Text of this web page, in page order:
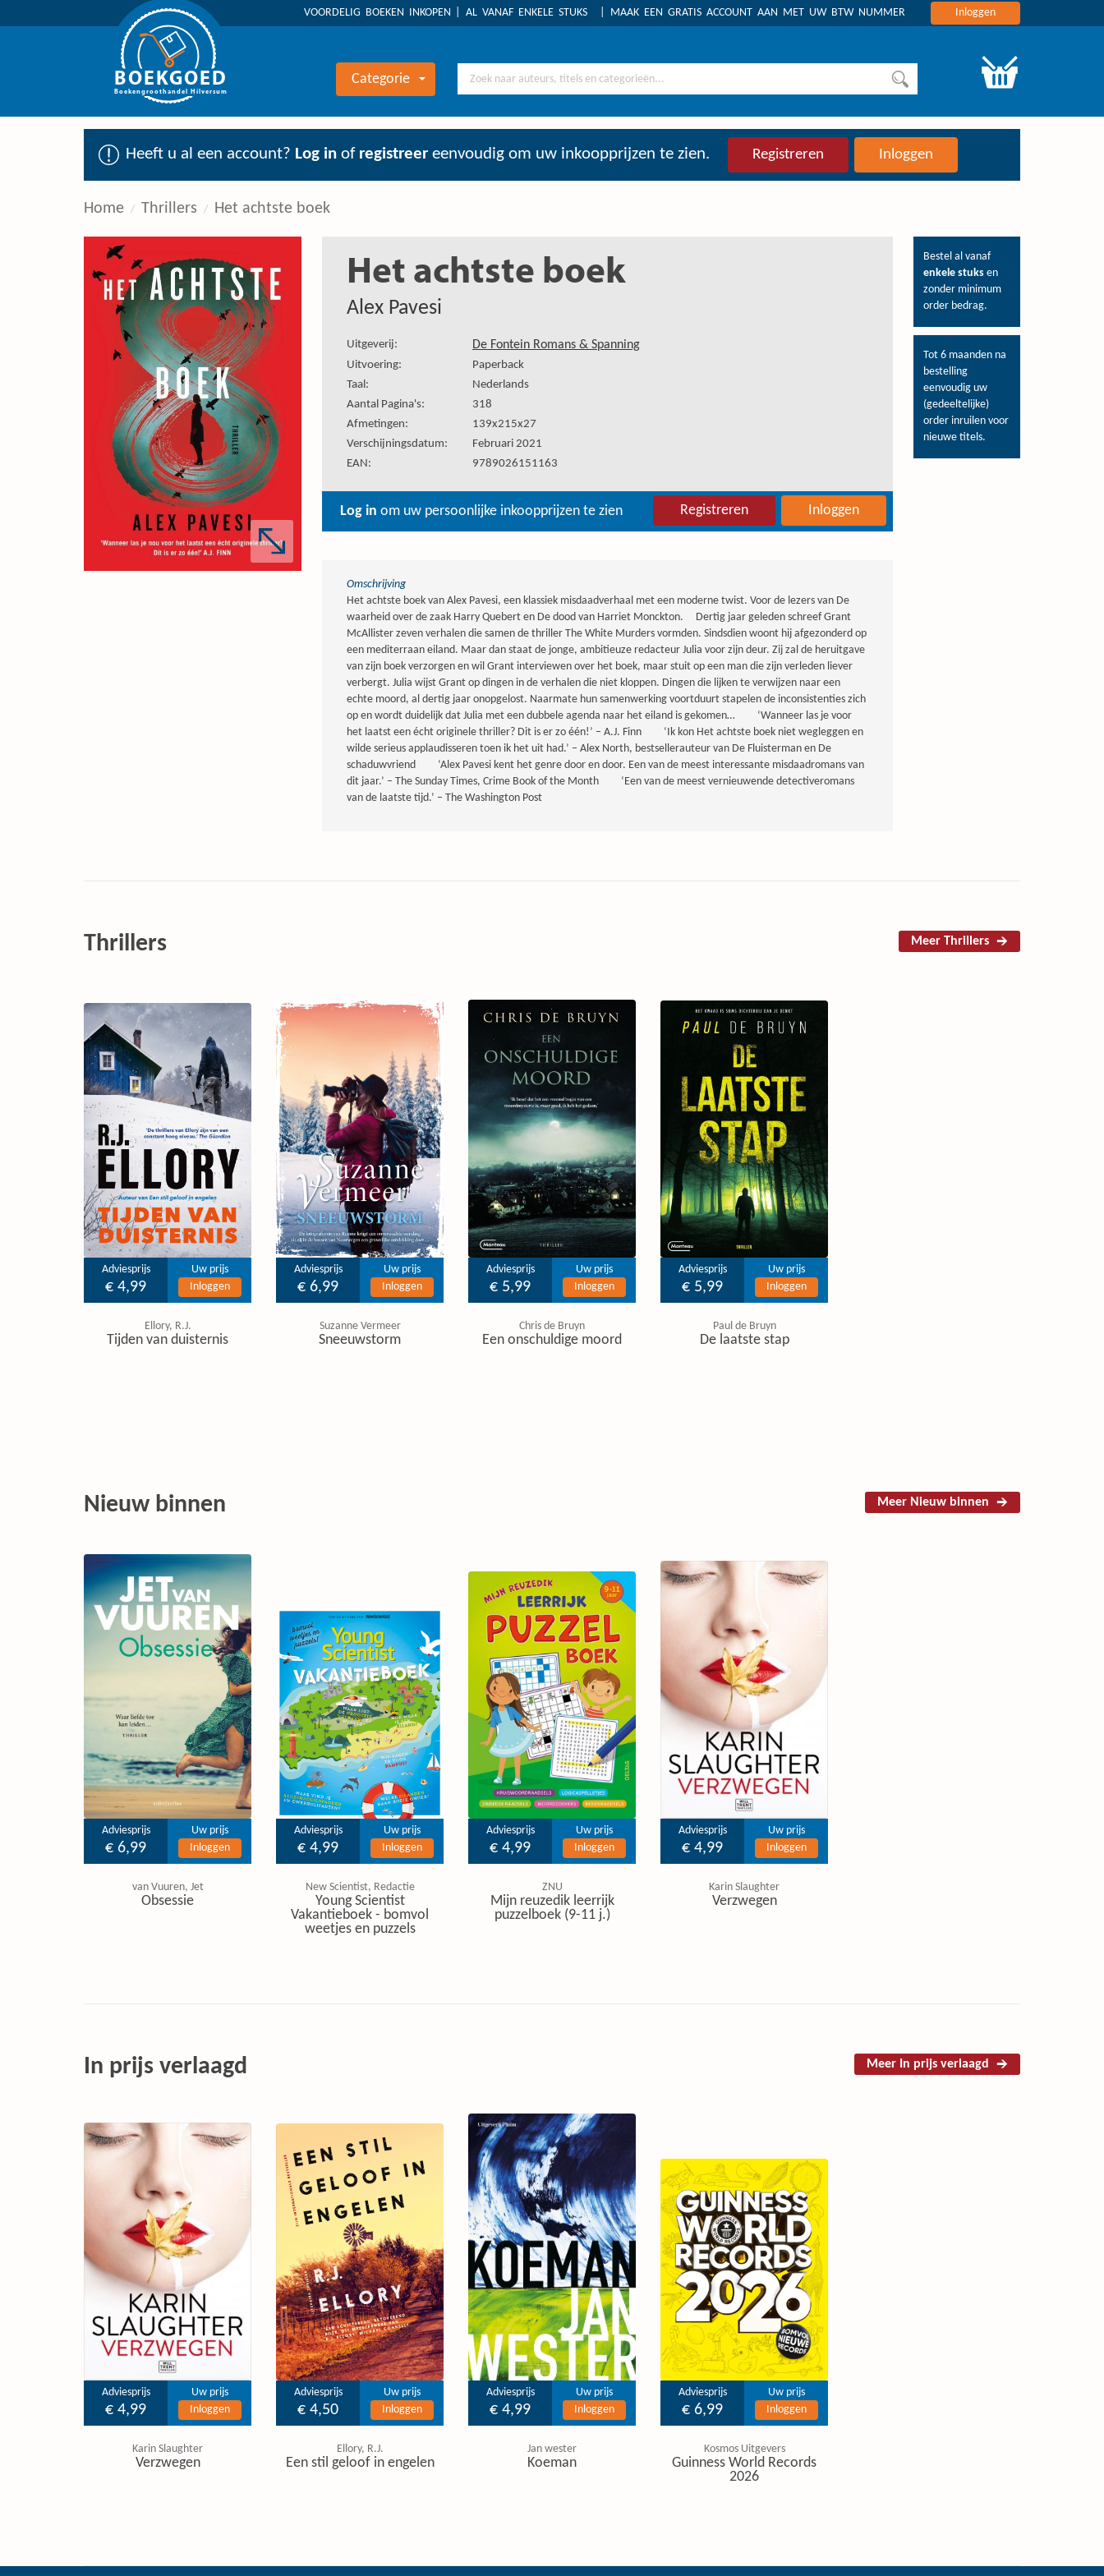
VOORDELIG BOEKEN INKOPEN AL VANAF ENKELE STUKS MAAK EEN GRATIS ACCOUNT AAN MET UW BTW NUMMER Inloggen
BOEKGOED
Boekengroothandel Hilversum
Categorie
Heeft u al een account? Log in of registreer eenvoudig om uw inkoopprijzen te zien. Registreren Inloggen
Home Thrillers Het achtste boek
Bestel al vanaf
enkele stuks en
zonder minimum
order bedrag.
Tot 6 maanden na
bestelling
eenvoudig uw
(gedeeltelijke)
order inruilen voor
nieuwe titels.
Het achtste boek
Alex Pavesi
Uitgeverij: De Fontein Romans & Spanning
Uitvoering:
Paperback
Taal:
Nederlands
Aantal Pagina's:
318
Afmetingen:
139x215x27
Verschijningsdatum:
Februari 2021
EAN:
9789026151163
Log in om uw persoonlijke inkoopprijzen te zien Registreren Inloggen
Omschrijving
Het achtste boek van Alex Pavesi, een klassiek misdaadverhaal met een moderne twist. Voor de lezers van De
waarheid over de zaak Harry Quebert en De dood van Harriet Monckton. Dertig jaar geleden schreef Grant
McAllister zeven verhalen die samen de thriller The White Murders vormden. Sindsdien woont hij afgezonderd op
een mediterraan eiland. Maar dan staat de jonge, ambitieuze redacteur Julia voor zijn deur. Zij zal de heruitgave
van zijn boek verzorgen en wil Grant interviewen over het boek, maar stuit op een man die zijn verleden liever
verbergt. Julia wijst Grant op dingen in de verhalen die niet kloppen. Dingen die lijken te verwijzen naar een
echte moord, al dertig jaar onopgelost. Naarmate hun samenwerking voortduurt stapelen de inconsistenties zich
op en wordt duidelijk dat Julia met een dubbele agenda naar het eiland is gekomen… ‘Wanneer las je voor
het laatst een écht originele thriller? Dit is er zo één!’ – A.J. Finn ‘Ik kon Het achtste boek niet wegleggen en
wilde serieus applaudisseren toen ik het uit had.’ – Alex North, bestsellerauteur van De Fluisterman en De
schaduwvriend ‘Alex Pavesi kent het genre door en door. Een van de meest interessante misdaadromans van
dit jaar.’ – The Sunday Times, Crime Book of the Month ‘Een van de meest vernieuwende detectiveromans
van de laatste tijd.’ – The Washington Post
Thrillers Meer Thrillers
Adviesprijs
€ 4,99
Uw prijs
Inloggen
Ellory, R.J.
Tijden van duisternis
Adviesprijs
€ 6,99
Uw prijs
Inloggen
Suzanne Vermeer
Sneeuwstorm
Adviesprijs
€ 5,99
Uw prijs
Inloggen
Chris de Bruyn
Een onschuldige moord
Adviesprijs
€ 5,99
Uw prijs
Inloggen
Paul de Bruyn
De laatste stap
Nieuw binnen Meer Nieuw binnen
Adviesprijs
€ 6,99
Uw prijs
Inloggen
van Vuuren, Jet
Obsessie
Adviesprijs
€ 4,99
Uw prijs
Inloggen
New Scientist, Redactie
Young Scientist
Vakantieboek - bomvol
weetjes en puzzels
Adviesprijs
€ 4,99
Uw prijs
Inloggen
ZNU
Mijn reuzedik leerrijk
puzzelboek (9-11 j.)
Adviesprijs
€ 4,99
Uw prijs
Inloggen
Karin Slaughter
Verzwegen
In prijs verlaagd Meer In prijs verlaagd
Adviesprijs
€ 4,99
Uw prijs
Inloggen
Karin Slaughter
Verzwegen
Adviesprijs
€ 4,50
Uw prijs
Inloggen
Ellory, R.J.
Een stil geloof in engelen
Adviesprijs
€ 4,99
Uw prijs
Inloggen
Jan wester
Koeman
Adviesprijs
€ 6,99
Uw prijs
Inloggen
Kosmos Uitgevers
Guinness World Records
2026